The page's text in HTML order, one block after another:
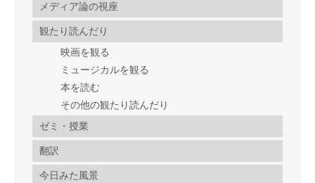
メディア論の視座
観たり読んだり
映画を観る
ミュージカルを観る
本を読む
その他の観たり読んだり
ゼミ・授業
翻訳
今日みた風景